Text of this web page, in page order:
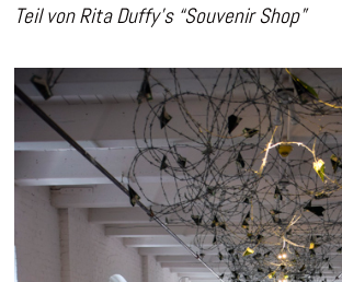
Teil von Rita Duffy’s “Souvenir Shop”